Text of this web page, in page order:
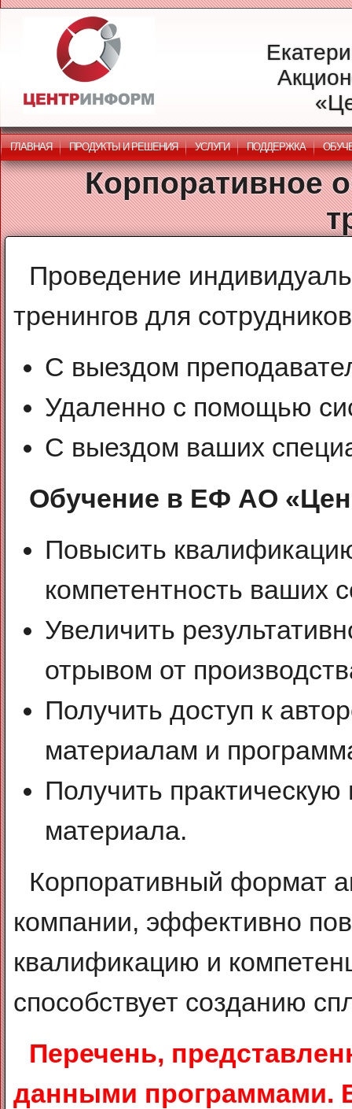
ГЛАВНАЯ ПРОДУКТЫ И РЕШЕНИЯ УСЛУГИ ПОДДЕРЖКА
Корпоративное
Проведение
тренингов для
С выездом
Удаленно с помощью
С выездом ваших
Обучение в ЕФ АО
Повысить
компетентность ваших
Увеличить
отрывом от
Получить доступ к
материалам и
Получить
материала.
Корпоративный формат
компании, эффективно
квалификацию и
способствует созданию
Перечень,
данными программами.